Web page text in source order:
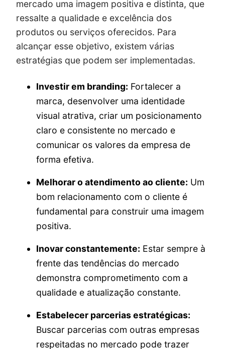
mercado uma imagem positiva e distinta, que
ressalte a qualidade e excelência dos
produtos ou serviços oferecidos. Para
alcançar esse objetivo, existem várias
estratégias que podem ser implementadas.
Investir em branding: Fortalecer a
marca, desenvolver uma identidade
visual atrativa, criar um posicionamento
claro e consistente no mercado e
comunicar os valores da empresa de
forma efetiva.
Melhorar o atendimento ao cliente: Um
bom relacionamento com o cliente é
fundamental para construir uma imagem
positiva.
Inovar constantemente: Estar sempre à
frente das tendências do mercado
demonstra comprometimento com a
qualidade e atualização constante.
Estabelecer parcerias estratégicas:
Buscar parcerias com outras empresas
respeitadas no mercado pode trazer